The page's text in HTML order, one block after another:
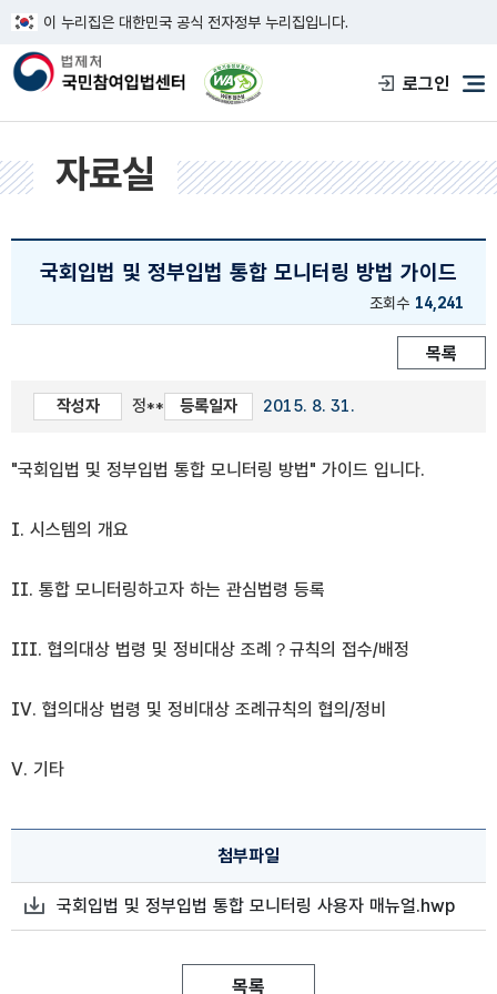
이 누리집은 대한민국 공식 전자정부 누리집입니다.
한국웹접근성인증평가원 웹접근성 사이
로그인
메
자료실
국회입법 및 정부입법 통합 모니터링 방법 가이드
조회수 14,241
목록
작성자 정** 등록일자 2015. 8. 31.
"국회입법 및 정부입법 통합 모니터링 방법" 가이드 입니다.
I. 시스템의 개요
II. 통합 모니터링하고자 하는 관심법령 등록
III. 협의대상 법령 및 정비대상 조례？규칙의 접수/배정
IV. 협의대상 법령 및 정비대상 조례규칙의 협의/정비
V. 기타
첨부파일
국회입법 및 정부입법 통합 모니터링 사용자 매뉴얼.hwp
첨부파일 다운로드
목록